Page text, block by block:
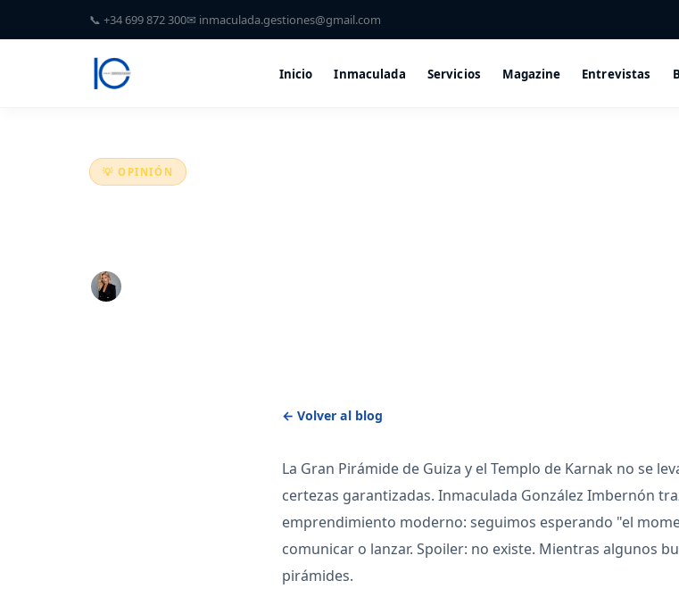
📞 +34 699 872 300✉ inmaculada.gestiones@gmail.com
Inicio Inmaculada Servicios Magazine Entrevistas
💡 OPINIÓN
← Volver al blog
La Gran Pirámide de Guiza y el Templo de Karnak no se
certezas garantizadas. Inmaculada González Imbernón
emprendimiento moderno: seguimos esperando "el
comunicar o lanzar. Spoiler: no existe. Mientras algunos
pirámides.